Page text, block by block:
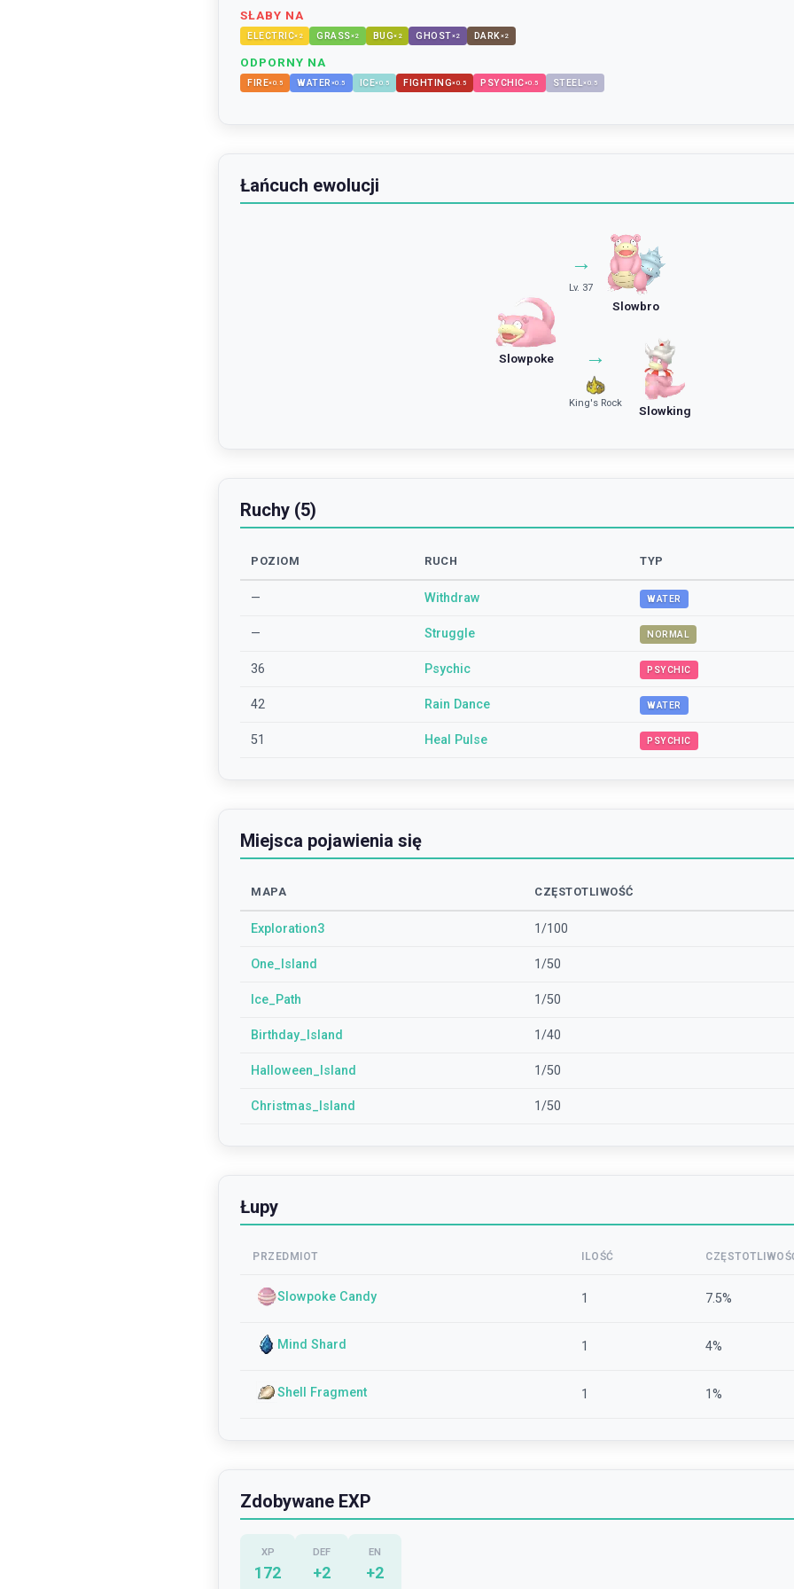
SŁABY NA
ELECTRIC× 2 GRASS×2 BUG× 2 GHOST×2 DARK×2
ODPORNY NA
FIRE×0.5 WATER ×0.5 ICE×0.5 FIGHTING×0.5 PSYCHIC×0.5 STEEL×0.5
Łańcuch ewolucji
Slowpoke
→
Lv. 37
Slowbro
→
King's Rock
Slowking
Ruchy (5)
POZIOM RUCH TYP
— Withdraw WATER
— Struggle NORMAL
36 Psychic PSYCHIC
42 Rain Dance WATER
51 Heal Pulse PSYCHIC
Miejsca pojawienia się
MAPA CZĘSTOTLIWOŚĆ
Exploration3 1/100
One_Island 1/50
Ice_Path 1/50
Birthday_Island 1/40
Halloween_Island 1/50
Christmas_Island 1/50
Łupy
PRZEDMIOT ILOŚĆ
Slowpoke Candy 1 7.5%
Mind Shard 1 4%
Shell Fragment 1 1%
Zdobywane EXP
XP
172
DEF
+2
EN
+2